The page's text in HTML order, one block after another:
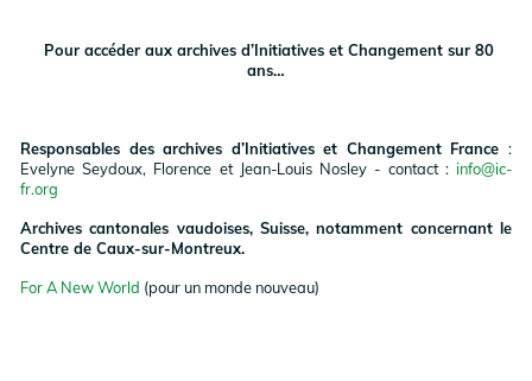
Pour accéder aux archives d’Initiatives et Changement sur 80
ans…
Responsables des archives d’Initiatives et Changement France :
Evelyne Seydoux, Florence et Jean-Louis Nosley - contact : info@ic-
fr.org
Archives cantonales vaudoises, Suisse, notamment concernant le
Centre de Caux-sur-Montreux.
For A New World (pour un monde nouveau)